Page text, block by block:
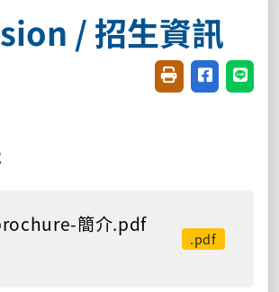
/ 招生資訊
友善列印(開新視
分享至臉書
分享
簡介.pdf
.pdf